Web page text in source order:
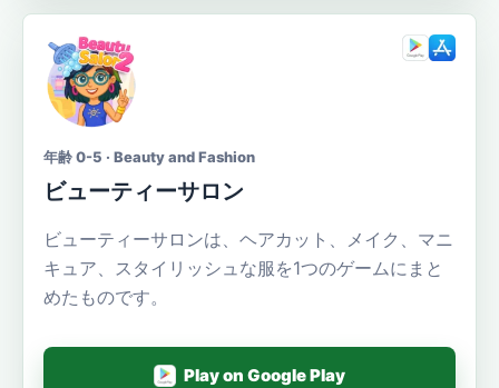
年齢 0-5 · Beauty and Fashion
ビューティーサロン
ビューティーサロンは、ヘアカット、メイク、マニ
キュア、スタイリッシュな服を1つのゲームにまと
めたものです。
Play on Google Play